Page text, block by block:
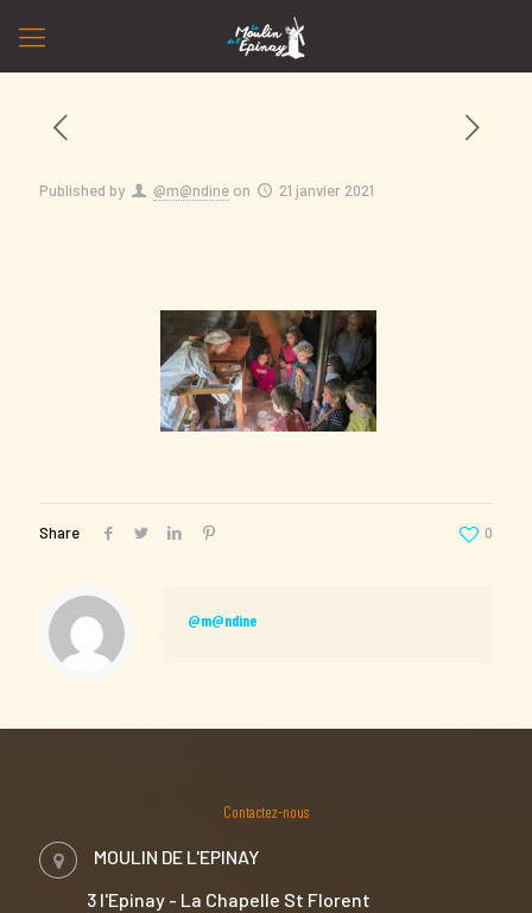
Published by @m@ndine on 21 janvier 2021
Share 0
@m@ndine
Contactez-nous
MOULIN DE L'EPINAY
3 l'Epinay - La Chapelle St Florent